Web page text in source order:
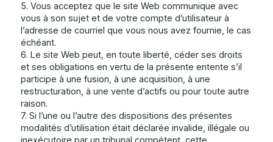
5. Vous acceptez que le site Web communique avec
vous à son sujet et de votre compte d’utilisateur à
l’adresse de courriel que vous nous avez fournie, le cas
échéant.
6. Le site Web peut, en toute liberté, céder ses droits
et ses obligations en vertu de la présente entente s’il
participe à une fusion, à une acquisition, à une
restructuration, à une vente d’actifs ou pour toute autre
raison.
7. Si l’une ou l’autre des dispositions des présentes
modalités d’utilisation était déclarée invalide, illégale ou